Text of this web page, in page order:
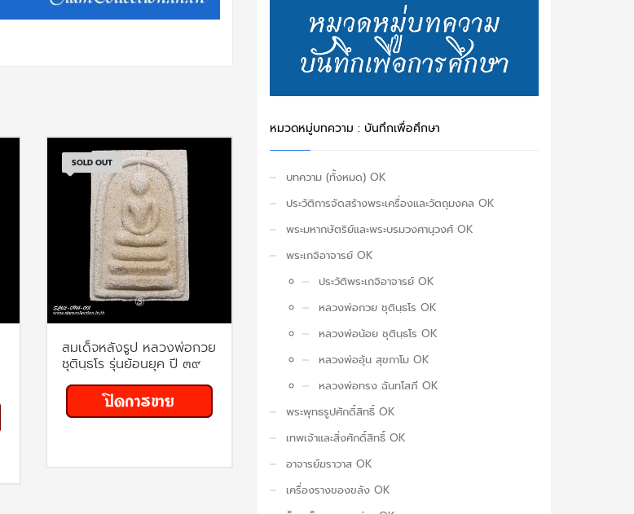
SOLD OUT
สมเด็จหลังรูป หลวงพ่อกวย
ชุตินฺธโร รุ่นย้อนยุค ปี ๓๙
หมวดหมู่บทความ : บันทึกเพื่อศึกษา
บทความ (ทั้งหมด) OK
ประวัติการจัดสร้างพระเครื่องและวัตถุมงคล OK
พระมหากษัตริย์และพระบรมวงศานุวงศ์ OK
พระเกจิอาจารย์ OK
ประวัติพระเกจิอาจารย์ OK
หลวงพ่อกวย ชุตินฺธโร OK
หลวงพ่อน้อย ชุตินฺธโร OK
หลวงพ่ออุ้น สุขกาโม OK
หลวงพ่อทรง ฉันทโสภี OK
พระพุทธรูปศักดิ์สิทธิ์ OK
เทพเจ้าและสิ่งศักดิ์สิทธิ์ OK
อาจารย์ฆราวาส OK
เครื่องรางของขลัง OK